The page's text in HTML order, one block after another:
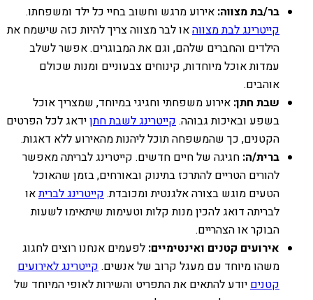
בר/בת מצווה: אירוע מרגש וחשוב בחיי כל ילד ומשפחתו.
קייטרינג לבת מצווהאו לבר מצווה צריך להיות כזה שישמח את
הילדים והחברים שלהם, וגם את המבוגרים. אפשר לשלב
עמדות אוכל מיוחדות, קינוחים צבעוניים ומנות שכולם
אוהבים.
שבת חתן: אירוע משפחתי וחגיגי במיוחד, שמצריך אוכל
בשפע ובאיכות גבוהה. קייטרינג לשבת חתןידאג לכל הפרטים
הקטנים, כך שהמשפחה תוכל ליהנות מהאירוע ללא דאגות.
ברית/ה: חגיגה של חיים חדשים. קייטרינג לבריתה מאפשר
להורים הטריים להתרכז בתינוק ובאורחים, בזמן שהאוכל
הטעים מוגש בצורה אלגנטית ומכובדת. קייטרינג לבריתאו
לבריתה דואג להכין מנות קלות וטעימות שיתאימו לשעות
הבוקר או הצהריים.
אירועים קטנים ואינטימיים: לפעמים אנחנו רוצים לחגוג
משהו מיוחד עם מעגל קרוב של אנשים. קייטרינג לאירועים
קטנים יודע להתאים את התפריט והשירות לאופי המיוחד של